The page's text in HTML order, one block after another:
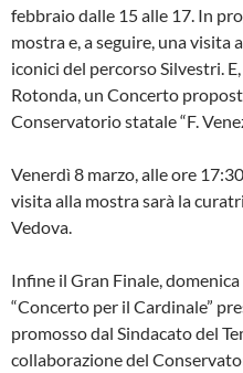
febbraio dalle 15 alle 17. In
mostra e, a seguire, una visita
iconici del percorso Silvestri.
Rotonda, un Concerto
Conservatorio statale “F.
Venerdì 8 marzo, alle ore
visita alla mostra sarà la
Vedova.
Infine il Gran Finale,
“Concerto per il Cardinale”
promosso dal Sindacato del
collaborazione del